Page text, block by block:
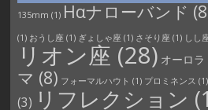
135mm (1) Hαナローバンド
(1) おうし座 (1) ぎょしゃ座 (1) さそり座 (1) しし
リオン座 (28) オーロラ
マ (8) フォーマルハウト (1) プロミネンス (1)
(3) リフレクション